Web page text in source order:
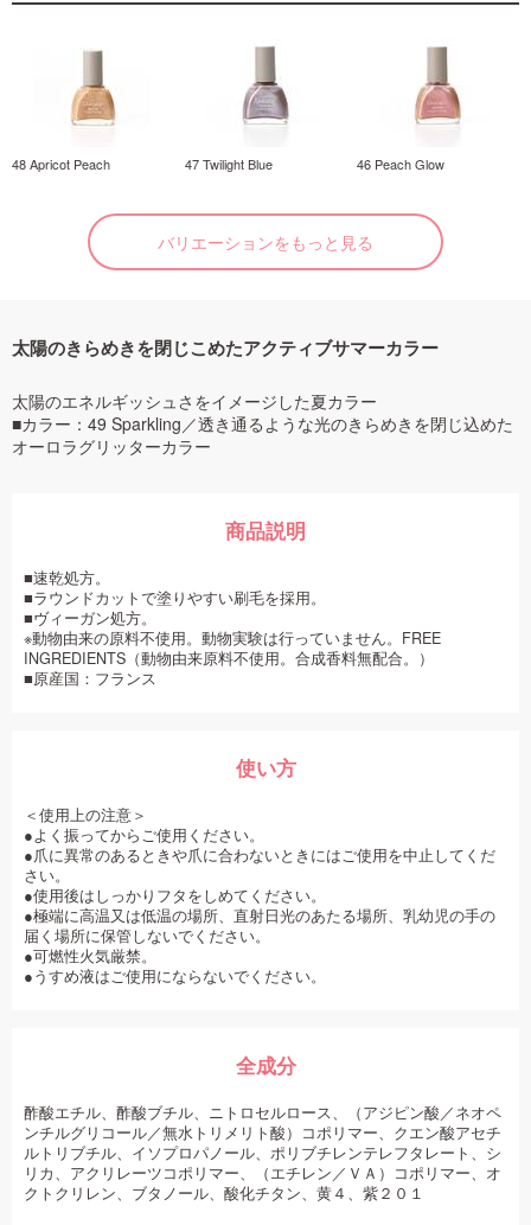
48 Apricot Peach 47 Twilight Blue 46 Peach Glow
バリエーションをもっと見る
太陽のきらめきを閉じこめたアクティブサマーカラー
太陽のエネルギッシュさをイメージした夏カラー
■カラー：49 Sparkling／透き通るような光のきらめきを閉じ込めた
オーロラグリッターカラー
商品説明
■速乾処方。
■ラウンドカットで塗りやすい刷毛を採用。
■ヴィーガン処方。
※動物由来の原料不使用。動物実験は行っていません。FREE
INGREDIENTS（動物由来原料不使用。合成香料無配合。）
■原産国：フランス
使い方
＜使用上の注意＞
●よく振ってからご使用ください。
●爪に異常のあるときや爪に合わないときにはご使用を中止してくだ
さい。
●使用後はしっかりフタをしめてください。
●極端に高温又は低温の場所、直射日光のあたる場所、乳幼児の手の
届く場所に保管しないでください。
●可燃性火気厳禁。
●うすめ液はご使用にならないでください。
全成分
酢酸エチル、酢酸ブチル、ニトロセルロース、（アジピン酸／ネオペ
ンチルグリコール／無水トリメリト酸）コポリマー、クエン酸アセチ
ルトリブチル、イソプロパノール、ポリブチレンテレフタレート、シ
リカ、アクリレーツコポリマー、（エチレン／ＶＡ）コポリマー、オ
クトクリレン、ブタノール、酸化チタン、黄４、紫２０１